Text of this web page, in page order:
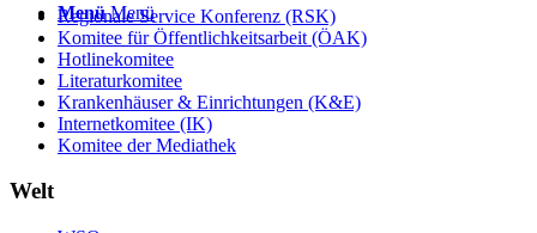
Menü Menü
Regionale Service Konferenz (RSK)
Komitee für Öffentlichkeitsarbeit (ÖAK)
Hotlinekomitee
Literaturkomitee
Krankenhäuser & Einrichtungen (K&E)
Internetkomitee (IK)
Komitee der Mediathek
Welt